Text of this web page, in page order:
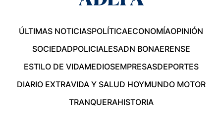
ÚLTIMAS NOTICIASPOLÍTICAECONOMÍAOPINIÓN
SOCIEDADPOLICIALESADN BONAERENSE
ESTILO DE VIDAMEDIOSEMPRESASDEPORTES
DIARIO EXTRAVIDA Y SALUD HOYMUNDO MOTOR
TRANQUERAHISTORIA